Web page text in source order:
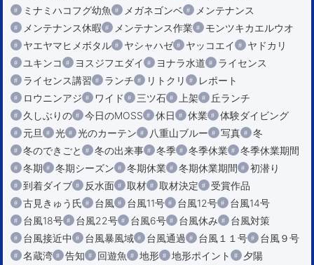
ミナミハコフグ幼魚
メガネゴンベ
メンテナンス
メンテナンス休暇
メンテナンス作業
モンツキカエルウオ
ヤエヤマヒメボタル
ヤシャハゼ ヤッコエイ
ヤドカリ
ユキンコ
ヨスジフエダイ ヨナラ水道
ライセンス
ライセンス講習
ランチ リトクリ
レポート
ロウニンアジ
ワイド 三ツ石 上架
丘ランチ
久しぶりの
今日のMOSS 休日 休業
体験ダイビング
元旦
光 光のカーテン 八重山ブルー 写真
冬
冬のできごと
冬の出来事 冬季 冬季休業
冬季休業期間
冬期
冬期シーズン 冬期休業 冬期休業期間
初潜り
到着ダイブ
反水面 取材 取材決定
受賞作品
古見きゅう氏
台風 台風11号 台風12号
台風14号
台風18号
台風22号 台風6号 台風休み
台風対策
台風接近中
台風暴風域 台風通過 台風１１号
台風９号
名蔵湾
告知 回遊魚 地形 地形ポイント
夕陽